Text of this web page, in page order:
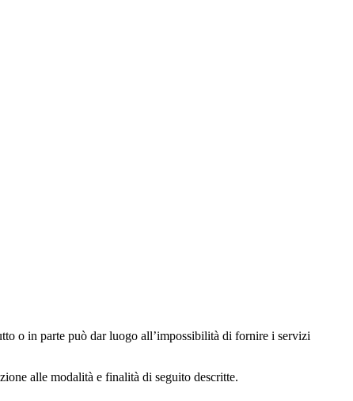
o in parte può dar luogo all’impossibilità di fornire i servizi
alle modalità e finalità di seguito descritte.